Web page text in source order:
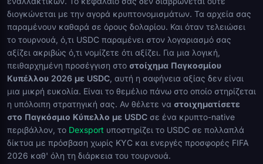
διογκώνεται με την αγορά κρυπτονομισμάτων. Τα αρχεία σας
παραμένουν καθαρά σε όρους δολαρίου. Και όταν τελειώσει
το τουρνουά, ό,τι USDC παραμένει στον λογαριασμό σας
αξίζει ακριβώς ό,τι νομίζετε ότι αξίζει. Για μια λογική,
πειθαρχημένη προσέγγιση στο στοίχημα Παγκοσμίου
Κυπέλλου 2026 με USDC , αυτή η σαφήνεια αξίας δεν είναι
μια μικρή ευκολία. Είναι το θεμέλιο πάνω στο οποίο στηρίζεται
η υπόλοιπη στρατηγική σας. Αν θέλετε να στοιχηματίσετε
στο Παγκόσμιο Κύπελλο με USDC σε ένα κρυπτο-native
περιβάλλον, το Dexsport υποστηρίζει το USDC σε πολλαπλά
δίκτυα με πρόσβαση χωρίς KYC και ενεργές προσφορές FIFA
2026 καθ' όλη τη διάρκεια του τουρνουά.